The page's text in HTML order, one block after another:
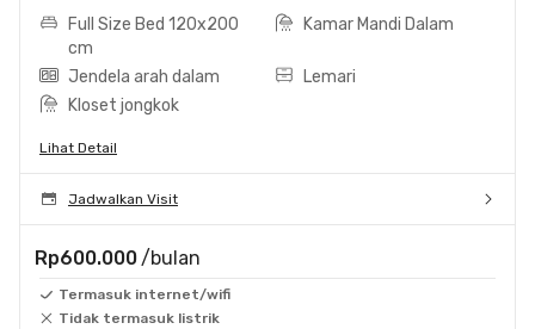
Full Size Bed 120x200
cm
Kamar Mandi Dalam
Jendela arah dalam
Lemari
Kloset jongkok
Lihat Detail
Jadwalkan Visit
Rp600.000 /bulan
Termasuk internet/wifi
Tidak termasuk listrik